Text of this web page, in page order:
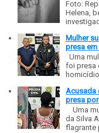
Foto:
Helena,
Mulher
presa em
Uma
foi presa
Acusada
presa
Uma
da Silva
flagrante